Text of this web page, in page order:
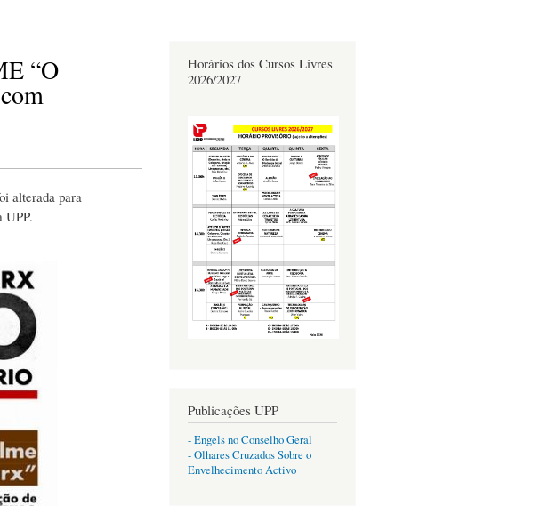
“O
alterada para
UPP.
Horários dos Cursos Livres
2026/2027
Publicações UPP
- Engels no Conselho Geral
- Olhares Cruzados Sobre o
Envelhecimento Activo